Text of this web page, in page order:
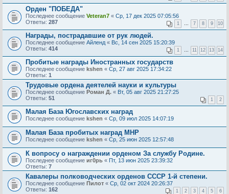
Орден "ПОБЕДА"
Последнее сообщение Veteran7 « Ср, 17 дек 2025 07:05:56
Ответы: 287 1 7 8 9 10
Награды, пострадавшие от рук людей.
Последнее сообщение Айленд « Вс, 14 сен 2025 15:20:39
Ответы: 414 1 11 12 13 14
Пробитые награды Иностранных государств
Последнее сообщение kshen « Ср, 27 авг 2025 17:34:22
Ответы: 1
Трудовые ордена деятелей науки и культуры
Последнее сообщение Роман Д. « Вт, 05 авг 2025 21:27:25
Ответы: 51 1 2
Малая База Югославских наград
Последнее сообщение kshen « Ср, 09 июл 2025 14:07:19
Малая База пробитых наград МНР
Последнее сообщение kshen « Ср, 25 июн 2025 12:57:48
К вопросу о награждении орденом За службу Родине.
Последнее сообщение иг0рь « Пт, 13 июн 2025 23:39:32
Ответы: 7
Кавалеры полководческих орденов СССР 1-й степени.
Последнее сообщение Пилот « Ср, 02 окт 2024 20:26:37
Ответы: 162 1 2 3 4 5 6